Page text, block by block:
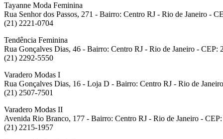
Tayanne Moda Feminina
Rua Senhor dos Passos, 271 - Bairro: Centro RJ - Rio de Janeiro -
(21) 2221-0704
Tendência Feminina
Rua Gonçalves Dias, 46 - Bairro: Centro RJ - Rio de Janeiro - CEP:
(21) 2292-5550
Varadero Modas I
Rua Gonçalves Dias, 16 - Loja D - Bairro: Centro RJ - Rio de
(21) 2507-7501
Varadero Modas II
Avenida Rio Branco, 177 - Bairro: Centro RJ - Rio de Janeiro -
(21) 2215-1957